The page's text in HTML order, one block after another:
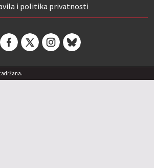
i politika privatnosti